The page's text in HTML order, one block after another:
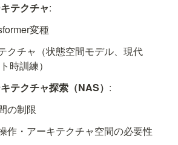
テクチャ:
変種
クチャ（状態空間モデル、現代
時訓練）
テクチャ探索（NAS） :
の制限
作・アーキテクチャ空間の必要性